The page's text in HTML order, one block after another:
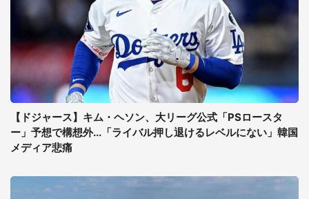
【ドジャース】キム・ヘソン、大リーグ公式「PSロースタ
ー」予想で構想外...「ライバル押し退けるレベルにない」韓国
メディア悲痛